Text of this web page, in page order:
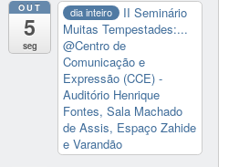
OUT
5
seg
dia inteiro
II Seminário
Muitas Tempestades:...
@Centro de
Comunicação e
Expressão (CCE) -
Auditório Henrique
Fontes, Sala Machado
de Assis, Espaço Zahide
e Varandão